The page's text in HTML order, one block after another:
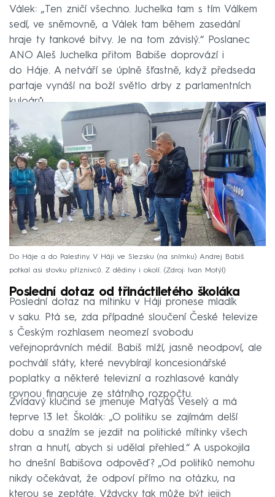
Válek: „Ten zničí všechno. Juchelka tam s tím Válkem
sedí, ve sněmovně, a Válek tam během zasedání
hraje ty tankové bitvy. Je na tom závislý.“ Poslanec
ANO Aleš Juchelka přitom Babiše doprovází i
do Háje. A netváří se úplně šťastně, když předseda
partaje vynáší na boží světlo drby z parlamentních
kuloárů.
Do Háje a do Palestiny. V Háji ve Slezsku (na snímku) Andrej Babiš
potkal asi stovku příznivců. Z dědiny i okolí.
Zdroj: Ivan Motýl
Poslední dotaz od třináctiletého školáka
Poslední dotaz na mítinku v Háji pronese mladík
v saku. Ptá se, zda případné sloučení České televize
s Českým rozhlasem neomezí svobodu
veřejnoprávních médií. Babiš mlží, jasně neodpoví, ale
pochválí státy, které nevybírají koncesionářské
poplatky a některé televizní a rozhlasové kanály
rovnou financuje ze státního rozpočtu.
Zvídavý klučina se jmenuje Matyáš Veselý a má
teprve 13 let. Školák: „O politiku se zajímám delší
dobu a snažím se jezdit na politické mítinky všech
stran a hnutí, abych si udělal přehled.“ A uspokojila
ho dnešní Babišova odpověď? „Od politiků nemohu
nikdy očekávat, že odpoví přímo na otázku, na
kterou se zeptáte. Vždycky tak může být jejich